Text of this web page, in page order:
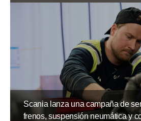
Scania lanza una campaña de
frenos, suspensión neumática y